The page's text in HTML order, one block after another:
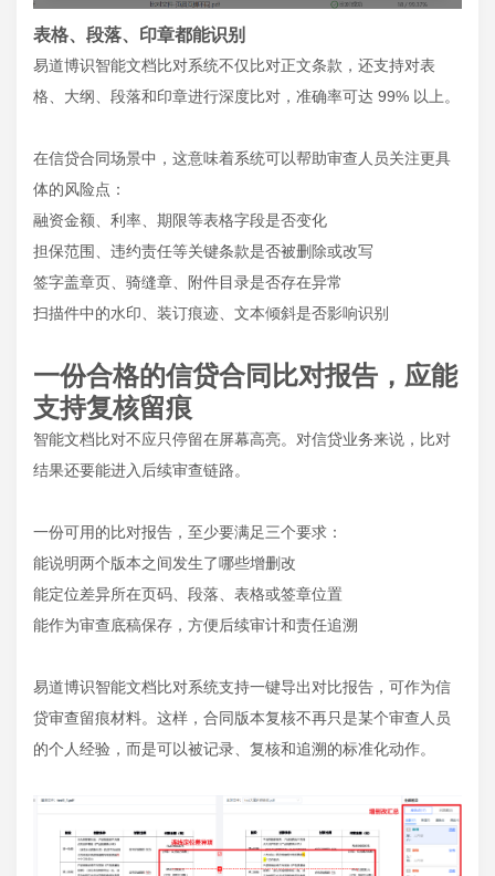
表格、段落、印章都能识别
易道博识智能文档比对系统不仅比对正文条款，还支持对表
格、大纲、段落和印章进行深度比对，准确率可达 99% 以上。
在信贷合同场景中，这意味着系统可以帮助审查人员关注更具
体的风险点：
融资金额、利率、期限等表格字段是否变化
担保范围、违约责任等关键条款是否被删除或改写
签字盖章页、骑缝章、附件目录是否存在异常
扫描件中的水印、装订痕迹、文本倾斜是否影响识别
一份合格的信贷合同比对报告，应能
支持复核留痕
智能文档比对不应只停留在屏幕高亮。对信贷业务来说，比对
结果还要能进入后续审查链路。
一份可用的比对报告，至少要满足三个要求：
能说明两个版本之间发生了哪些增删改
能定位差异所在页码、段落、表格或签章位置
能作为审查底稿保存，方便后续审计和责任追溯
易道博识智能文档比对系统支持一键导出对比报告，可作为信
贷审查留痕材料。这样，合同版本复核不再只是某个审查人员
的个人经验，而是可以被记录、复核和追溯的标准化动作。